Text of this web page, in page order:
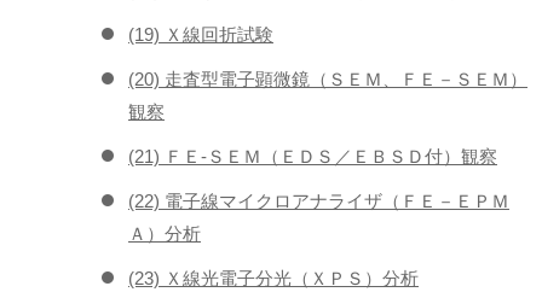
(19) Ｘ線回折試験
(20) 走査型電子顕微鏡（ＳＥＭ、ＦＥ－ＳＥＭ）
観察
(21) ＦＥ-ＳＥＭ（ＥＤＳ／ＥＢＳＤ付）観察
(22) 電子線マイクロアナライザ（ＦＥ－ＥＰＭ
Ａ）分析
(23) Ｘ線光電子分光（ＸＰＳ）分析